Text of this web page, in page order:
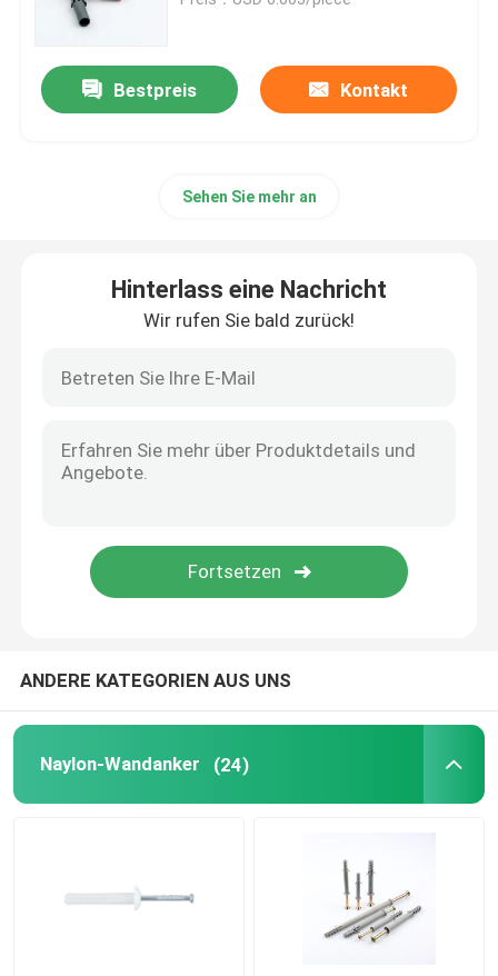
Kunststoffverpackungen
Gipsplattenstecker
Bestpreis Kontakt
Sehen Sie mehr an
Hinterlass eine Nachricht
Wir rufen Sie bald zurück!
ANDERE KATEGORIEN AUS UNS
Naylon-Wandanker (24)